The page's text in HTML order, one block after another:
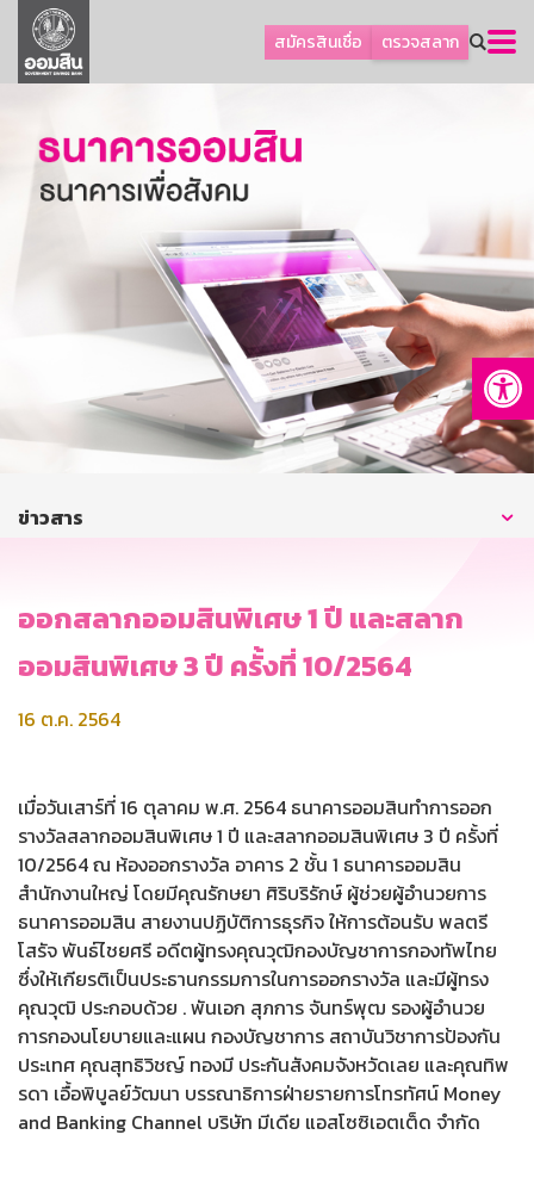
สมัครสินเชื่อ ตรวจสลาก
ลูกค้าธุรกิจ
ลูกค้าผู้ประกอบรายย่อย
ออมเพื่อสุข
เกี่ยวกับธนาคาร
การพัฒนาที่ยั่งยืน
บริการทางการเงิน
ติดต่อเรา
บริการออนไลน์
ข่าวสาร
ออกสลากออมสินพิเศษ 1 ปี และสลาก
ออมสินพิเศษ 3 ปี ครั้งที่ 10/2564
16 ต.ค. 2564
เมื่อวันเสาร์ที่ 16 ตุลาคม พ.ศ. 2564 ธนาคารออมสินทำการออก
รางวัลสลากออมสินพิเศษ 1 ปี และสลากออมสินพิเศษ 3 ปี ครั้งที่
10/2564 ณ ห้องออกรางวัล อาคาร 2 ชั้น 1 ธนาคารออมสิน
สำนักงานใหญ่ โดยมีคุณรักษยา ศิริบริรักษ์ ผู้ช่วยผู้อำนวยการ
ธนาคารออมสิน สายงานปฏิบัติการธุรกิจ ให้การต้อนรับ พลตรี
โสรัจ พันธ์ไชยศรี อดีตผู้ทรงคุณวุฒิกองบัญชาการกองทัพไทย
ซึ่งให้เกียรติเป็นประธานกรรมการในการออกรางวัล และมีผู้ทรง
คุณวุฒิ ประกอบด้วย . พันเอก สุภการ จันทร์พุฒ รองผู้อำนวย
การกองนโยบายและแผน กองบัญชาการ สถาบันวิชาการป้องกัน
ประเทศ คุณสุทธิวิชญ์ ทองมี ประกันสังคมจังหวัดเลย และคุณทิพ
รดา เอื้อพิบูลย์วัฒนา บรรณาธิการฝ่ายรายการโทรทัศน์ Money
and Banking Channel บริษัท มีเดีย แอสโซซิเอตเต็ด จำกัด